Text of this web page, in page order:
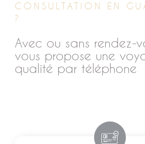
CONSULTATION EN
?
Avec ou sans rendez-
vous propose une
qualité par téléphone